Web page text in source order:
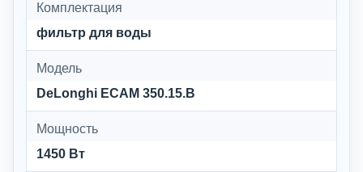
Комплектация
фильтр для воды
Модель
DeLonghi ECAM 350.15.B
Мощность
1450 Вт